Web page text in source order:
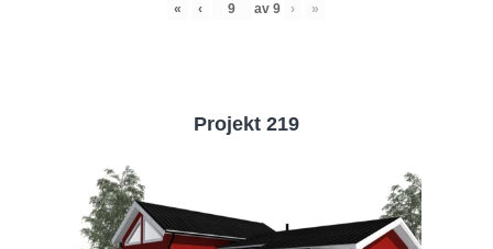
« ‹ av 9 › »
Projekt 219